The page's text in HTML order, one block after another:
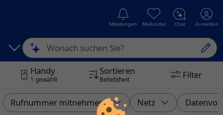
Anmelden
Chat
Merkzettel
Mitteilungen
Wonach suchen Sie?
Handy
1 gewählt
Sortieren
Beliebtheit Filter
Rufnummer mitnehmen? Netz